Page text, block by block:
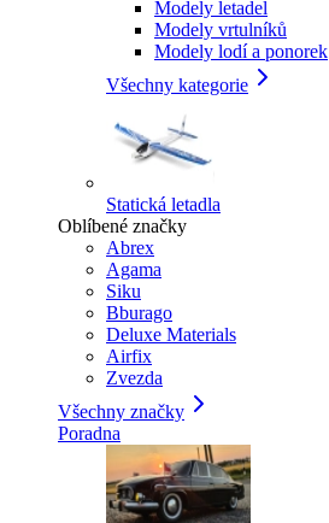
Modely letadel
Modely vrtulníků
Modely lodí a ponorek
Všechny kategorie
Statická letadla
Oblíbené značky
Abrex
Agama
Siku
Bburago
Deluxe Materials
Airfix
Zvezda
Všechny značky
Poradna